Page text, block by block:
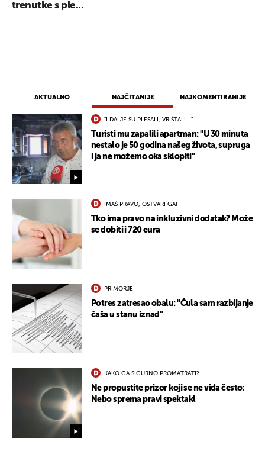
AKTUALNO NAJČITANIJE NAJKOMENTIRANIJE
"I DALJE SU PLESALI, VRIŠTALI..."
Turisti mu zapalili apartman: "U 30 minuta
nestalo je 50 godina našeg života, supruga
i ja ne možemo oka sklopiti"
IMAŠ PRAVO, OSTVARI GA!
Tko ima pravo na inkluzivni dodatak? Može
se dobiti i 720 eura
PRIMORJE
Potres zatresao obalu: "Čula sam razbijanje
čaša u stanu iznad"
KAKO GA SIGURNO PROMATRATI?
Ne propustite prizor koji se ne viđa često:
Nebo sprema pravi spektakl
trenutke s ple...